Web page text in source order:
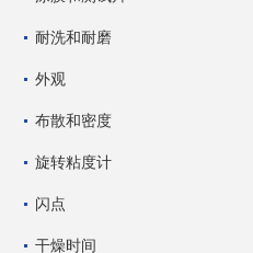
耐洗和耐磨
外观
布散和密度
旋转粘度计
闪点
干燥时间